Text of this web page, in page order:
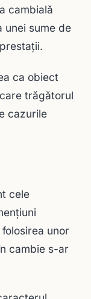
cambială
unei sume de
ca obiect
trăgătorul
cazurile
cele
unor
cambie s-ar